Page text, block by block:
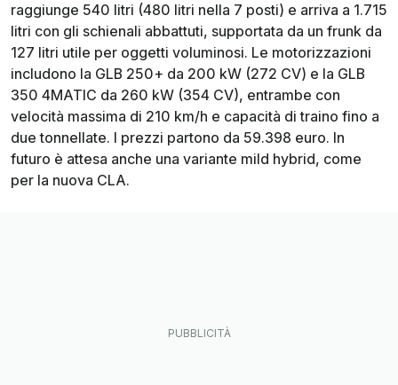
raggiunge 540 litri (480 litri nella 7 posti) e arriva a 1.715
litri con gli schienali abbattuti, supportata da un frunk da
127 litri utile per oggetti voluminosi. Le motorizzazioni
includono la GLB 250+ da 200 kW (272 CV) e la GLB
350 4MATIC da 260 kW (354 CV), entrambe con
velocità massima di 210 km/h e capacità di traino fino a
due tonnellate. I prezzi partono da 59.398 euro. In
futuro è attesa anche una variante mild hybrid, come
per la nuova CLA.